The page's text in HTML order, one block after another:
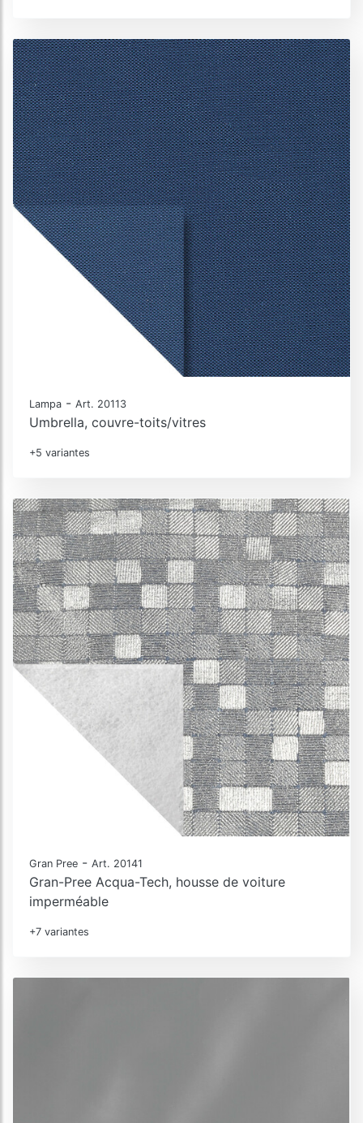
Lampa - Art. 20113
Umbrella, couvre-toits/vitres
+5 variantes
Gran Pree - Art. 20141
Gran-Pree Acqua-Tech, housse de voiture
imperméable
+7 variantes